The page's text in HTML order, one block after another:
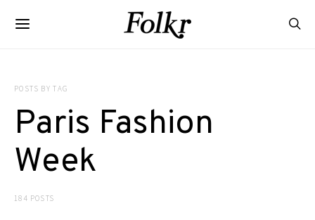
POSTS BY TAG
Paris Fashion
Week
184 POSTS